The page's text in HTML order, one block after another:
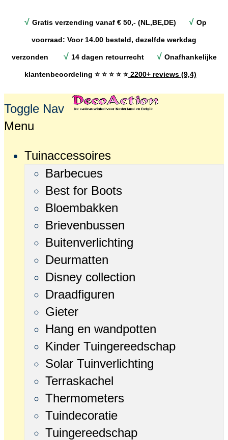
√ Gratis verzending vanaf € 50,- (NL,BE,DE) √ Op
voorraad: Voor 14.00 besteld, dezelfde werkdag
verzonden √ 14 dagen retourrecht √ Onafhankelijke
klantenbeoordeling ⭐ ⭐ ⭐ ⭐ ⭐2200+ reviews (9,4)
Toggle Nav
Menu
Tuinaccessoires
Barbecues
Best for Boots
Bloembakken
Brievenbussen
Buitenverlichting
Deurmatten
Disney collection
Draadfiguren
Gieter
Hang en wandpotten
Kinder Tuingereedschap
Solar Tuinverlichting
Terraskachel
Thermometers
Tuindecoratie
Tuingereedschap